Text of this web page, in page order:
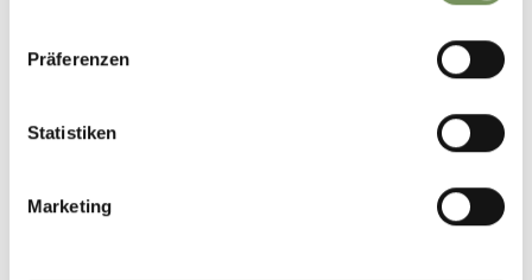
Präferenzen
Statistiken
Marketing
CHURCH FESTIVAL IN NIEDERLANA
(KOPIE)